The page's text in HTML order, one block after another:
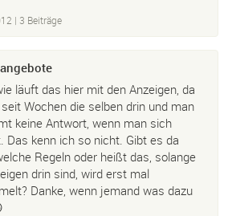
| 3 Beiträge
läuft das hier mit den Anzeigen, da
Wochen die selben drin und man
keine Antwort, wenn man sich
Das kenn ich so nicht. Gibt es da
Regeln oder heißt das, solange
drin sind, wird erst mal
Danke, wenn jemand was dazu